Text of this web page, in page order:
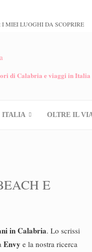
MIEI LUOGHI DA SCOPRIRE
di Calabria e viaggi in Italia
ITALIA OLTRE IL
E
in Calabria. Lo scrissi
Envy e la nostra ricerca